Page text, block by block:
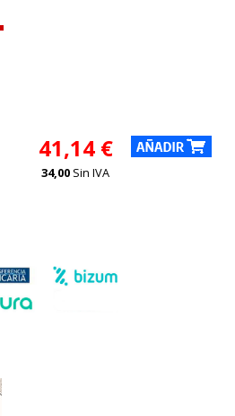
41,14 €
34,00 Sin IVA